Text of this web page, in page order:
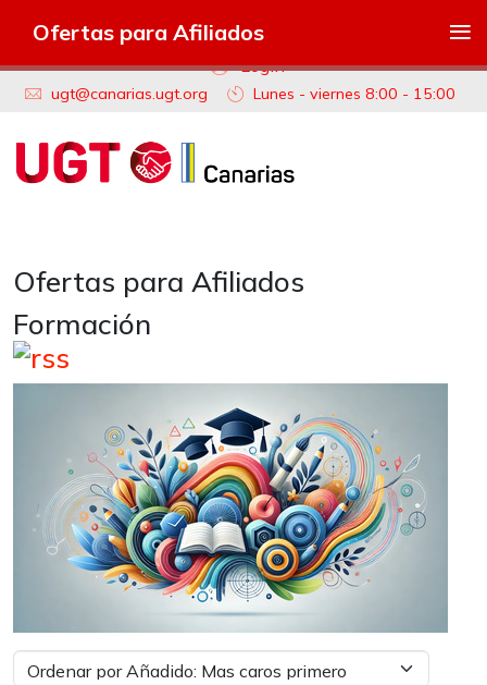
Login
ugt@canarias.ugt.org Lunes - viernes 8:00 - 15:00
Ofertas para Afiliados
Formación
Ofertas para Afiliados ≡